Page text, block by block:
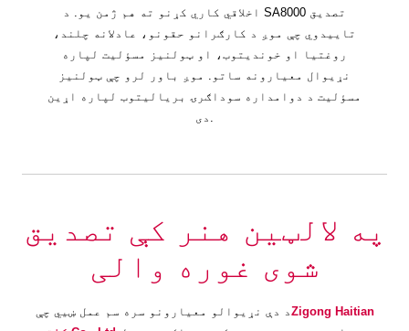
اخلاقي کاري کړنو ته هم ژمن یو. د SA8000 تصدیق
تاییدوي چې موږ د کارګرانو حقونو، عادلانه چلند،
روغتیا او خوندیتوب، او ټولنیز مسؤلیت لپاره
نړیوال معیارونه ساتو. موږ باور لرو چې ټولنیز
مسؤلیت د دوامداره سوداګرۍ بریالیتوب لپاره اړین
دی.
په لالټین هنر کې تصدیق
شوی غوره والی
د دې نړیوالو معیارونو سره سم عمل ښیي چېZigong Haitian